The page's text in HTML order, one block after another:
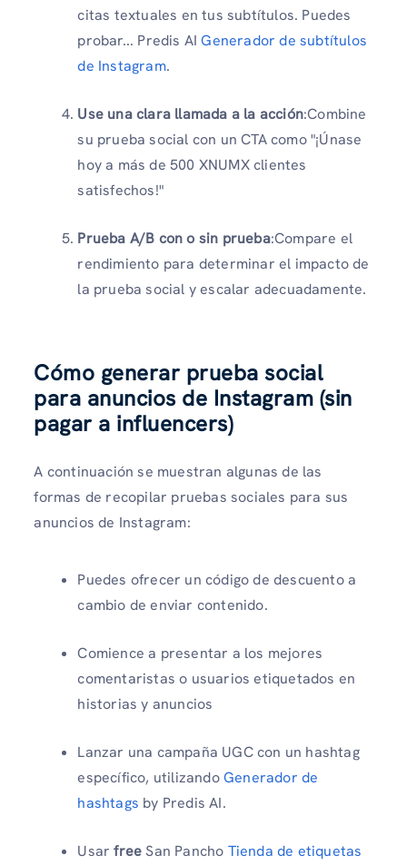
citas textuales en tus subtítulos. Puedes
probar... Predis AIGenerador de subtítulos
de Instagram.
Use una clara llamada a la acción:Combine
su prueba social con un CTA como "¡Únase
hoy a más de 500 XNUMX clientes
satisfechos!"
Prueba A/B con o sin prueba:Compare el
rendimiento para determinar el impacto de
la prueba social y escalar adecuadamente.
Cómo generar prueba social
para anuncios de Instagram (sin
pagar a influencers)
A continuación se muestran algunas de las
formas de recopilar pruebas sociales para sus
anuncios de Instagram:
Puedes ofrecer un código de descuento a
cambio de enviar contenido.
Comience a presentar a los mejores
comentaristas o usuarios etiquetados en
historias y anuncios
Lanzar una campaña UGC con un hashtag
específico, utilizandoGenerador de
hashtags by Predis AI.
UsarfreeSan Pancho Tienda de etiquetas